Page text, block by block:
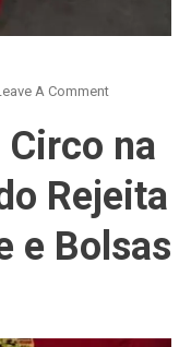
A CommentOn
Circo na
Rejeita
e Bolsas